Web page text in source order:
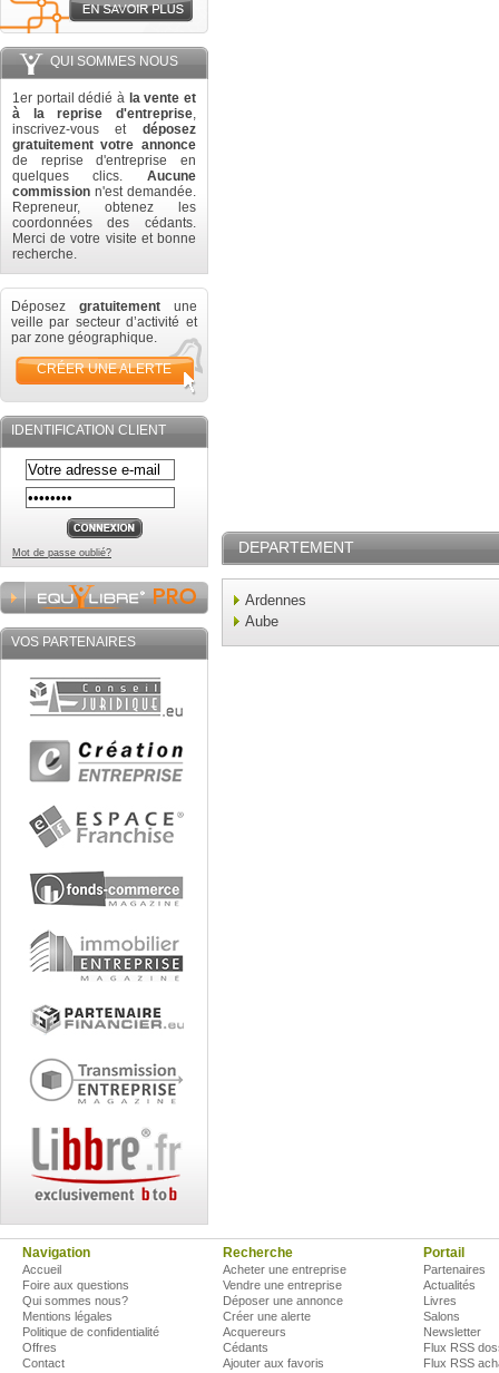
QUI SOMMES NOUS
1er portail dédié à la vente et
à la reprise d'entreprise,
inscrivez-vous et déposez
gratuitement votre annonce
de reprise d'entreprise en
quelques clics. Aucune
commission n'est demandée.
Repreneur, obtenez les
coordonnées des cédants.
Merci de votre visite et bonne
recherche.
Déposez gratuitement une
veille par secteur d’activité et
par zone géographique.
CRÉER UNE ALERTE
IDENTIFICATION CLIENT
Mot de passe oublié?
VOS PARTENAIRES
DEPARTEMENT
Ardennes
Aube
Navigation
Accueil
Foire aux questions
Qui sommes nous?
Mentions légales
Politique de confidentialité
Offres
Contact
Recherche
Acheter une entreprise
Vendre une entreprise
Déposer une annonce
Créer une alerte
Acquereurs
Cédants
Ajouter aux favoris
Portail
Partenaires
Actualités
Livres
Salons
Newsletter
Flux RSS
Flux RSS